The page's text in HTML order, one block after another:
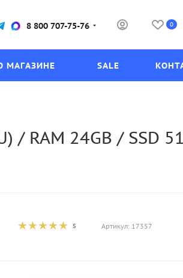
8 800 707-75-76 0
МАГАЗИНЕ SALE
/ RAM 24GB / SSD
5 Артикул: 17357